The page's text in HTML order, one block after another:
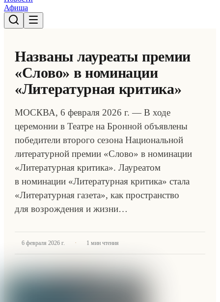
Афиша
Названы лауреаты премии
«Слово» в номинации
«Литературная критика»
МОСКВА, 6 февраля 2026 г. — В ходе
церемонии в Театре на Бронной объявлены
победители второго сезона Национальной
литературной премии «Слово» в номинации
«Литературная критика». Лауреатом
в номинации «Литературная критика» стала
«Литературная газета», как пространство
для возрождения и жизни…
6 февраля 2026 г. · 1 мин чтения